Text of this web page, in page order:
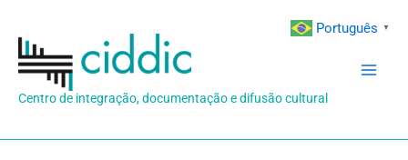
para
conteúdo
Centro de integração, documentação e difusão cultural
Português ▼